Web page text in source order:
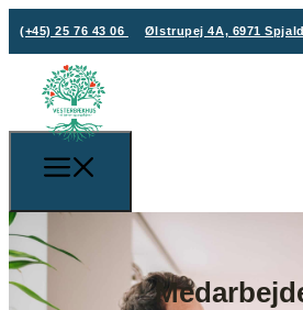
(+45) 25 76 43 06 Ølstrupej 4A, 6971 Spjald